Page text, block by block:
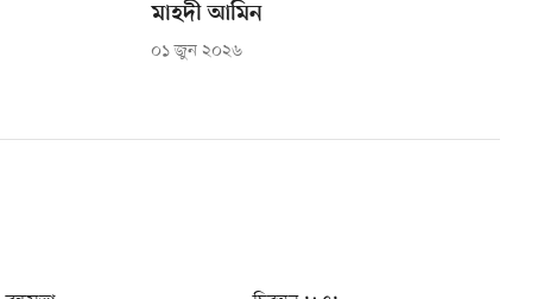
মাহদী আমিন
০১ জুন ২০২৬